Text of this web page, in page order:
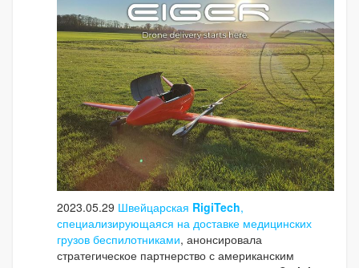
2023.05.29 Швейцарская RigiTech,
специализирующаяся на доставке медицинских
грузов беспилотниками, анонсировала
стратегическое партнерство с американским